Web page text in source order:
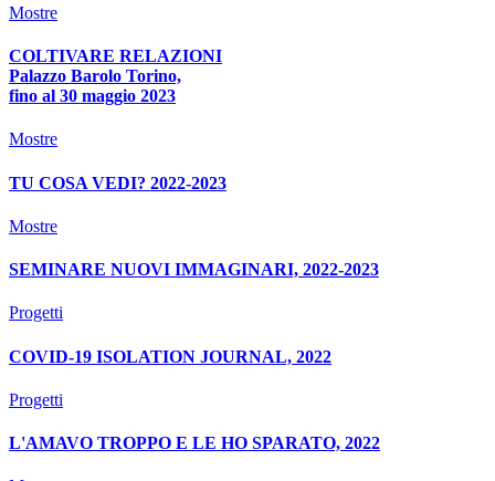
Mostre
COLTIVARE RELAZIONI
Palazzo Barolo Torino,
fino al 30 maggio 2023
Mostre
TU COSA VEDI? 2022-2023
Mostre
SEMINARE NUOVI IMMAGINARI, 2022-2023
Progetti
COVID-19 ISOLATION JOURNAL, 2022
Progetti
L'AMAVO TROPPO E LE HO SPARATO, 2022